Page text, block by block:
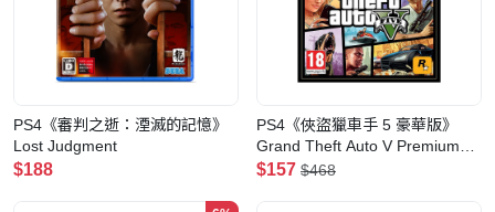
PS4《審判之逝：湮滅的記憶》
Lost Judgment
$188
PS4《俠盜獵車手 5 豪華版》
Grand Theft Auto V Premium
Edition
$157 $468